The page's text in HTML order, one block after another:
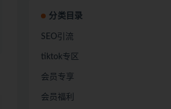
分类目录
SEO引流
tiktok专区
会员专享
会员福利